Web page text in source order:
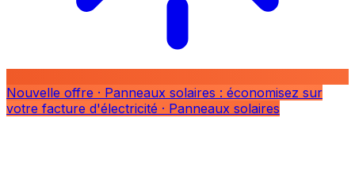
Nouvelle offre · Panneaux solaires : économisez sur
votre facture d'électricité · Panneaux solaires